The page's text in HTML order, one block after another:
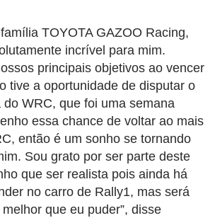
TOYOTA GAZOO Racing,
incrível para mim.
principais objetivos ao vencer
tive a oportunidade de disputar o
WRC, que foi uma semana
essa chance de voltar ao mais
então é um sonho se tornando
Sou grato por ser parte deste
que ser realista pois ainda há
no carro de Rally1, mas será
que eu puder”, disse